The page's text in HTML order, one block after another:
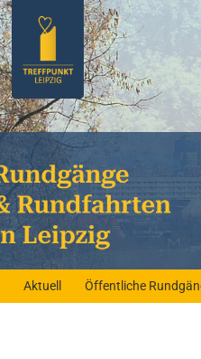
Aktuell Öffentliche